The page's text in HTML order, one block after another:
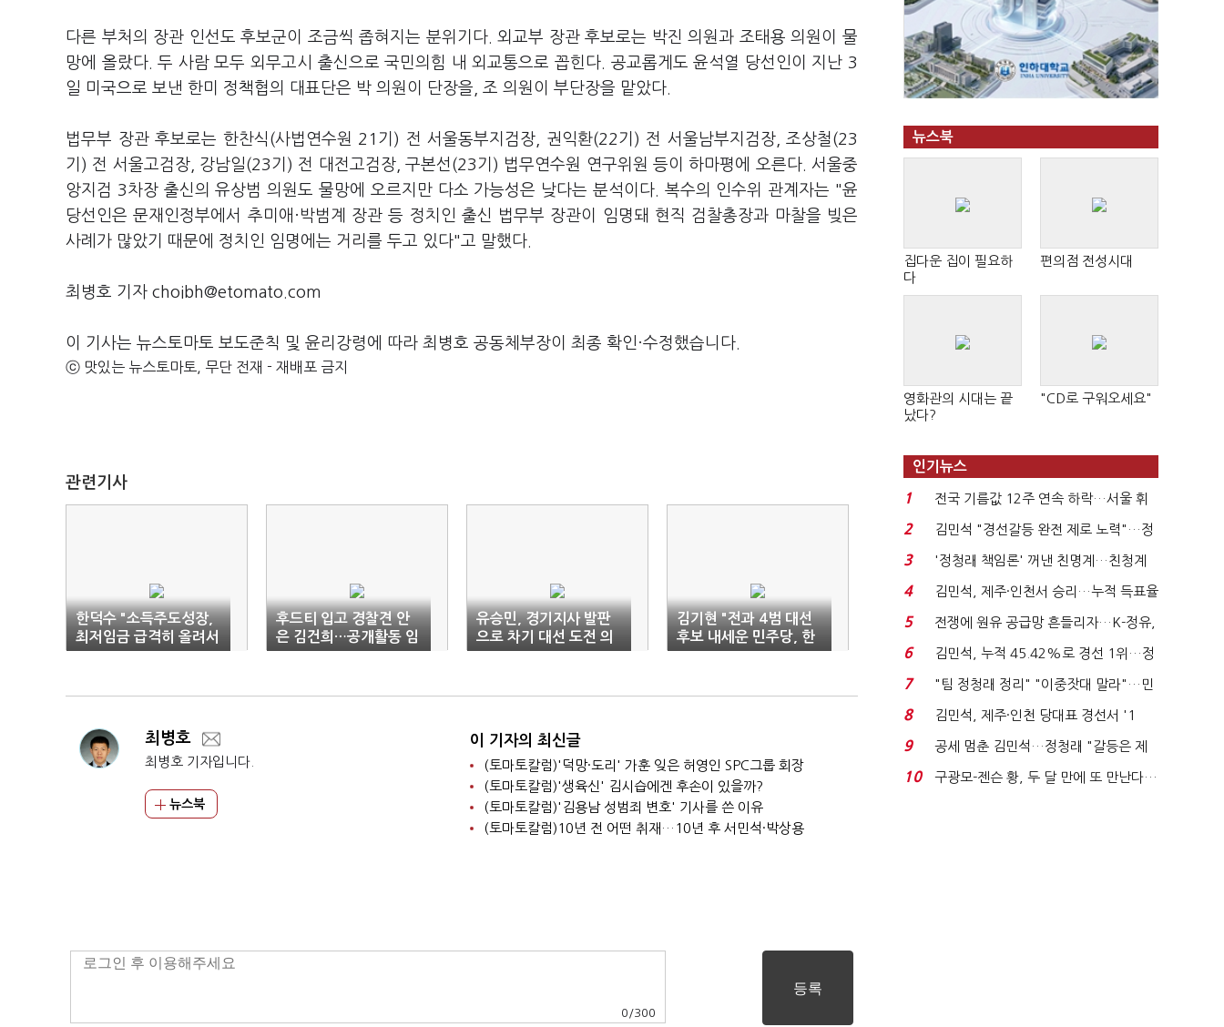
다른 부처의 장관 인선도 후보군이 조금씩 좁혀지는 분위기다. 외교부 장관 후보로는 박진 의원과 조태용 의원이 물
망에 올랐다. 두 사람 모두 외무고시 출신으로 국민의힘 내 외교통으로 꼽힌다. 공교롭게도 윤석열 당선인이 지난 3
일 미국으로 보낸 한미 정책협의 대표단은 박 의원이 단장을, 조 의원이 부단장을 맡았다.
법무부 장관 후보로는 한찬식(사법연수원 21기) 전 서울동부지검장, 권익환(22기) 전 서울남부지검장, 조상철(23
기) 전 서울고검장, 강남일(23기) 전 대전고검장, 구본선(23기) 법무연수원 연구위원 등이 하마평에 오른다. 서울중
앙지검 3차장 출신의 유상범 의원도 물망에 오르지만 다소 가능성은 낮다는 분석이다. 복수의 인수위 관계자는 "윤
당선인은 문재인정부에서 추미애·박범계 장관 등 정치인 출신 법무부 장관이 임명돼 현직 검찰총장과 마찰을 빚은
사례가 많았기 때문에 정치인 임명에는 거리를 두고 있다"고 말했다.
최병호 기자 choibh@etomato.com
이 기사는 뉴스토마토 보도준칙 및 윤리강령에 따라 최병호 공동체부장이 최종 확인·수정했습니다.
ⓒ 맛있는 뉴스토마토, 무단 전재 - 재배포 금지
관련기사
한덕수 "소득주도성장,
최저임금 급격히 올려서
문제 발생"
후드티 입고 경찰견 안
은 김건희…공개활동 임
박?
유승민, 경기지사 발판
으로 차기 대선 도전 의
지
김기현 "전과 4범 대선
후보 내세운 민주당, 한
덕수에 또 내로남불"
최병호
최병호 기자입니다.
뉴스북
이 기자의 최신글
(토마토칼럼)'덕망·도리' 가훈 잊은 허영인 SPC그룹 회장
(토마토칼럼)'생육신' 김시습에겐 후손이 있을까?
(토마토칼럼)'김용남 성범죄 변호' 기사를 쓴 이유
(토마토칼럼)10년 전 어떤 취재…10년 후 서민석·박상용
0 /300
뉴스북
집다운 집이 필요하
다
편의점 전성시대
영화관의 시대는 끝
났다?
"CD로 구워오세요"
인기뉴스
1
전국 기름값 12주 연속 하락…서울 휘
발윳값 1909원...
2
김민석 "경선갈등 완전 제로 노력"…정
청래 "반명 공세 사...
3
'정청래 책임론' 꺼낸 친명계…친청계
는 추가투표 때리기...
4
김민석, 제주·인천서 승리…누적 득표율
'1위 탈환'(종합)...
5
전쟁에 원유 공급망 흔들리자…K-정유,
에너지안보 핵심...
6
김민석, 누적 45.42%로 경선 1위…정
청래와 격차 0.86%p(...
7
"팀 정청래 정리" "이중잣대 말라"…민
주 최고위원 계파 다...
8
김민석, 제주·인천 당대표 경선서 '1
위'(1보)...
9
공세 멈춘 김민석…정청래 "갈등은 제
가 수습"
10
구광모-젠슨 황, 두 달 만에 또 만난다…